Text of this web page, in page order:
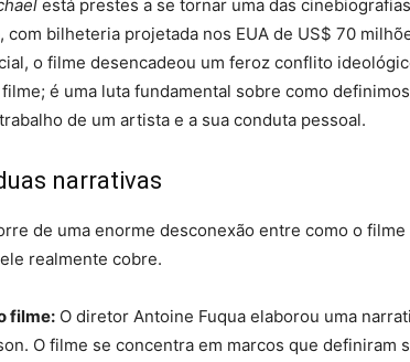
está prestes a se tornar uma das
com bilheteria projetada nos EUA de US$ 70
o filme desencadeou um feroz conflito
é uma luta fundamental sobre como
de um artista e a sua conduta pessoal.
narrativas
de uma enorme desconexão entre como o
realmente cobre.
filme: O diretor Antoine Fuqua elaborou uma
O filme se concentra em marcos que definiram